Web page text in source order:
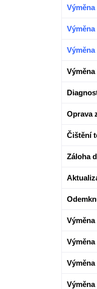
Oprava
Čištění
Záloha